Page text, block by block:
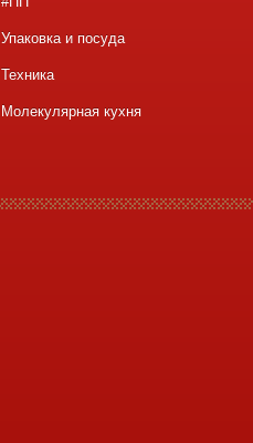
Упаковка и посуда
Техника
Молекулярная кухня